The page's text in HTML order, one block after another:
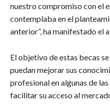
nuestro compromiso con el
contemplaba en el
anterior”, ha manifestado el
El objetivo de estas becas
puedan mejorar sus
profesional en algunas de
facilitar su acceso al